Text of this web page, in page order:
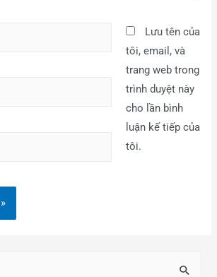
Lưu tên của
tôi, email, và
trang web trong
trình duyệt này
cho lần bình
luận kế tiếp của
tôi.